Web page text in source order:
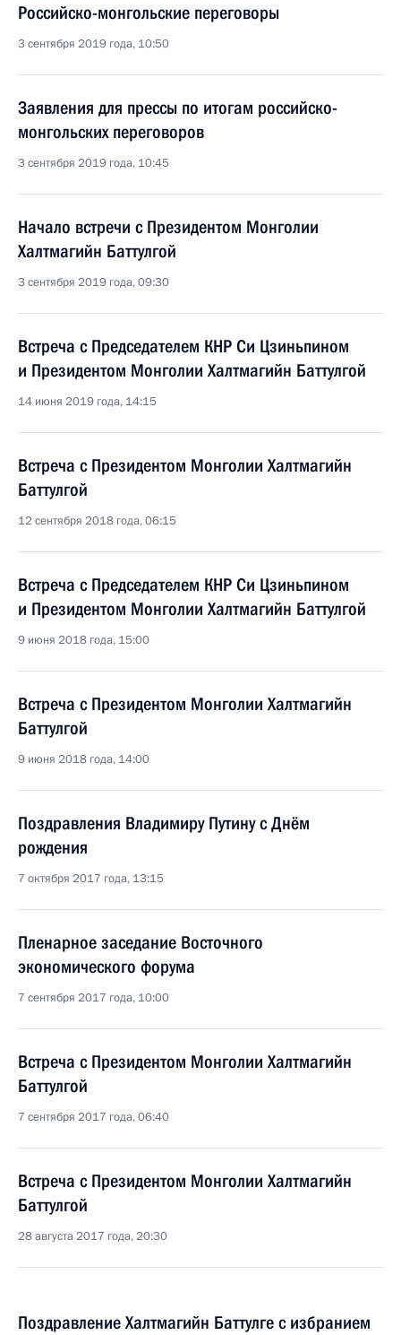
Российско-монгольские переговоры
3 сентября 2019 года, 10:50
Заявления для прессы по итогам российско-
монгольских переговоров
3 сентября 2019 года, 10:45
Начало встречи с Президентом Монголии
Халтмагийн Баттулгой
3 сентября 2019 года, 09:30
Встреча с Председателем КНР Си Цзиньпином
и Президентом Монголии Халтмагийн Баттулгой
14 июня 2019 года, 14:15
Встреча с Президентом Монголии Халтмагийн
Баттулгой
12 сентября 2018 года, 06:15
Встреча с Председателем КНР Си Цзиньпином
и Президентом Монголии Халтмагийн Баттулгой
9 июня 2018 года, 15:00
Встреча с Президентом Монголии Халтмагийн
Баттулгой
9 июня 2018 года, 14:00
Поздравления Владимиру Путину с Днём
рождения
7 октября 2017 года, 13:15
Пленарное заседание Восточного
экономического форума
7 сентября 2017 года, 10:00
Встреча с Президентом Монголии Халтмагийн
Баттулгой
7 сентября 2017 года, 06:40
Встреча с Президентом Монголии Халтмагийн
Баттулгой
28 августа 2017 года, 20:30
Поздравление Халтмагийн Баттулге с избранием